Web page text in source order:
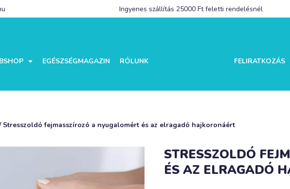
Ingyenes szállítás 25000 Ft feletti rendelésnél
EGÉSZSÉGMAGAZIN RÓLUNK FELIRATKOZÁS
Stresszoldó fejmasszírozó a nyugalomért és az elragadó hajkoronáért
STRESSZOLDÓ
ÉS AZ ELRAGADÓ